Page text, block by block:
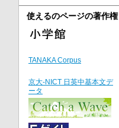
使えるのページの著作権
TANAKA Corpus
京大-NICT 日英中基本文デ
ータ